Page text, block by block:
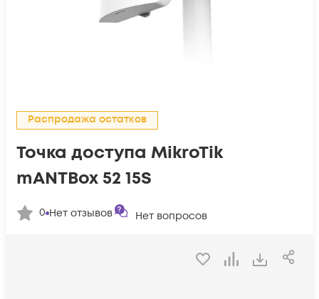
Распродажа остатков
Точка доступа MikroTik
mANTBox 52 15S
0 Нет отзывов Нет вопросов